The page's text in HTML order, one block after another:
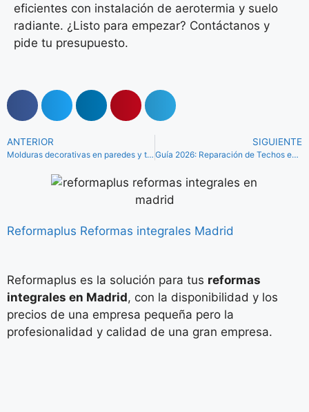
eficientes con instalación de aerotermia y suelo
radiante. ¿Listo para empezar? Contáctanos y
pide tu presupuesto.
ANTERIOR
Molduras decorativas en paredes y techos: recomendaciones de uso y precios de instalación
SIGUIENTE
Guía 2026: Reparación de Techos en Madrid
Reformaplus Reformas integrales Madrid
Reformaplus es la solución para tus reformas
integrales en Madrid, con la disponibilidad y los
precios de una empresa pequeña pero la
profesionalidad y calidad de una gran empresa.